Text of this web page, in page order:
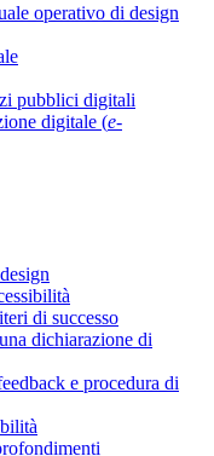
operativo di design
pubblici digitali
digitale (e-
di successo
dichiarazione di
e procedura di